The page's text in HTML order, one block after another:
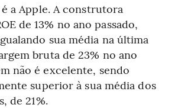
a Apple. A construtora
de 13% no ano passado,
sua média na última
bruta de 23% no ano
não é excelente, sendo
superior à sua média dos
de 21%.